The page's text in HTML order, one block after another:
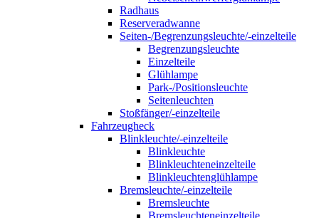
Radhaus
Reserveradwanne
Seiten-/Begrenzungsleuchte/-einzelteile
Begrenzungsleuchte
Einzelteile
Glühlampe
Park-/Positionsleuchte
Seitenleuchten
Stoßfänger/-einzelteile
Fahrzeugheck
Blinkleuchte/-einzelteile
Blinkleuchte
Blinkleuchteneinzelteile
Blinkleuchtenglühlampe
Bremsleuchte/-einzelteile
Bremsleuchte
Bremsleuchteneinzelteile